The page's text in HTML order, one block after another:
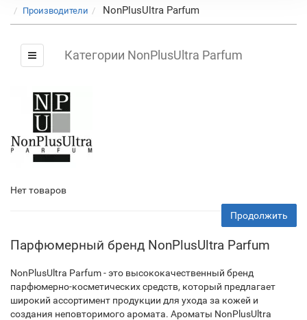
Производители NonPlusUltra Parfum
Категории NonPlusUltra Parfum
Нет товаров
Продолжить
Парфюмерный бренд NonPlusUltra Parfum
NonPlusUltra Parfum - это высококачественный бренд
парфюмерно-косметических средств, который предлагает
широкий ассортимент продукции для ухода за кожей и
создания неповторимого аромата. Ароматы NonPlusUltra